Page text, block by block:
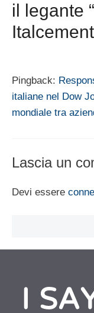
il legante
Pingback:
italiane nel Dow
mondiale tra
Lascia un
Devi essere